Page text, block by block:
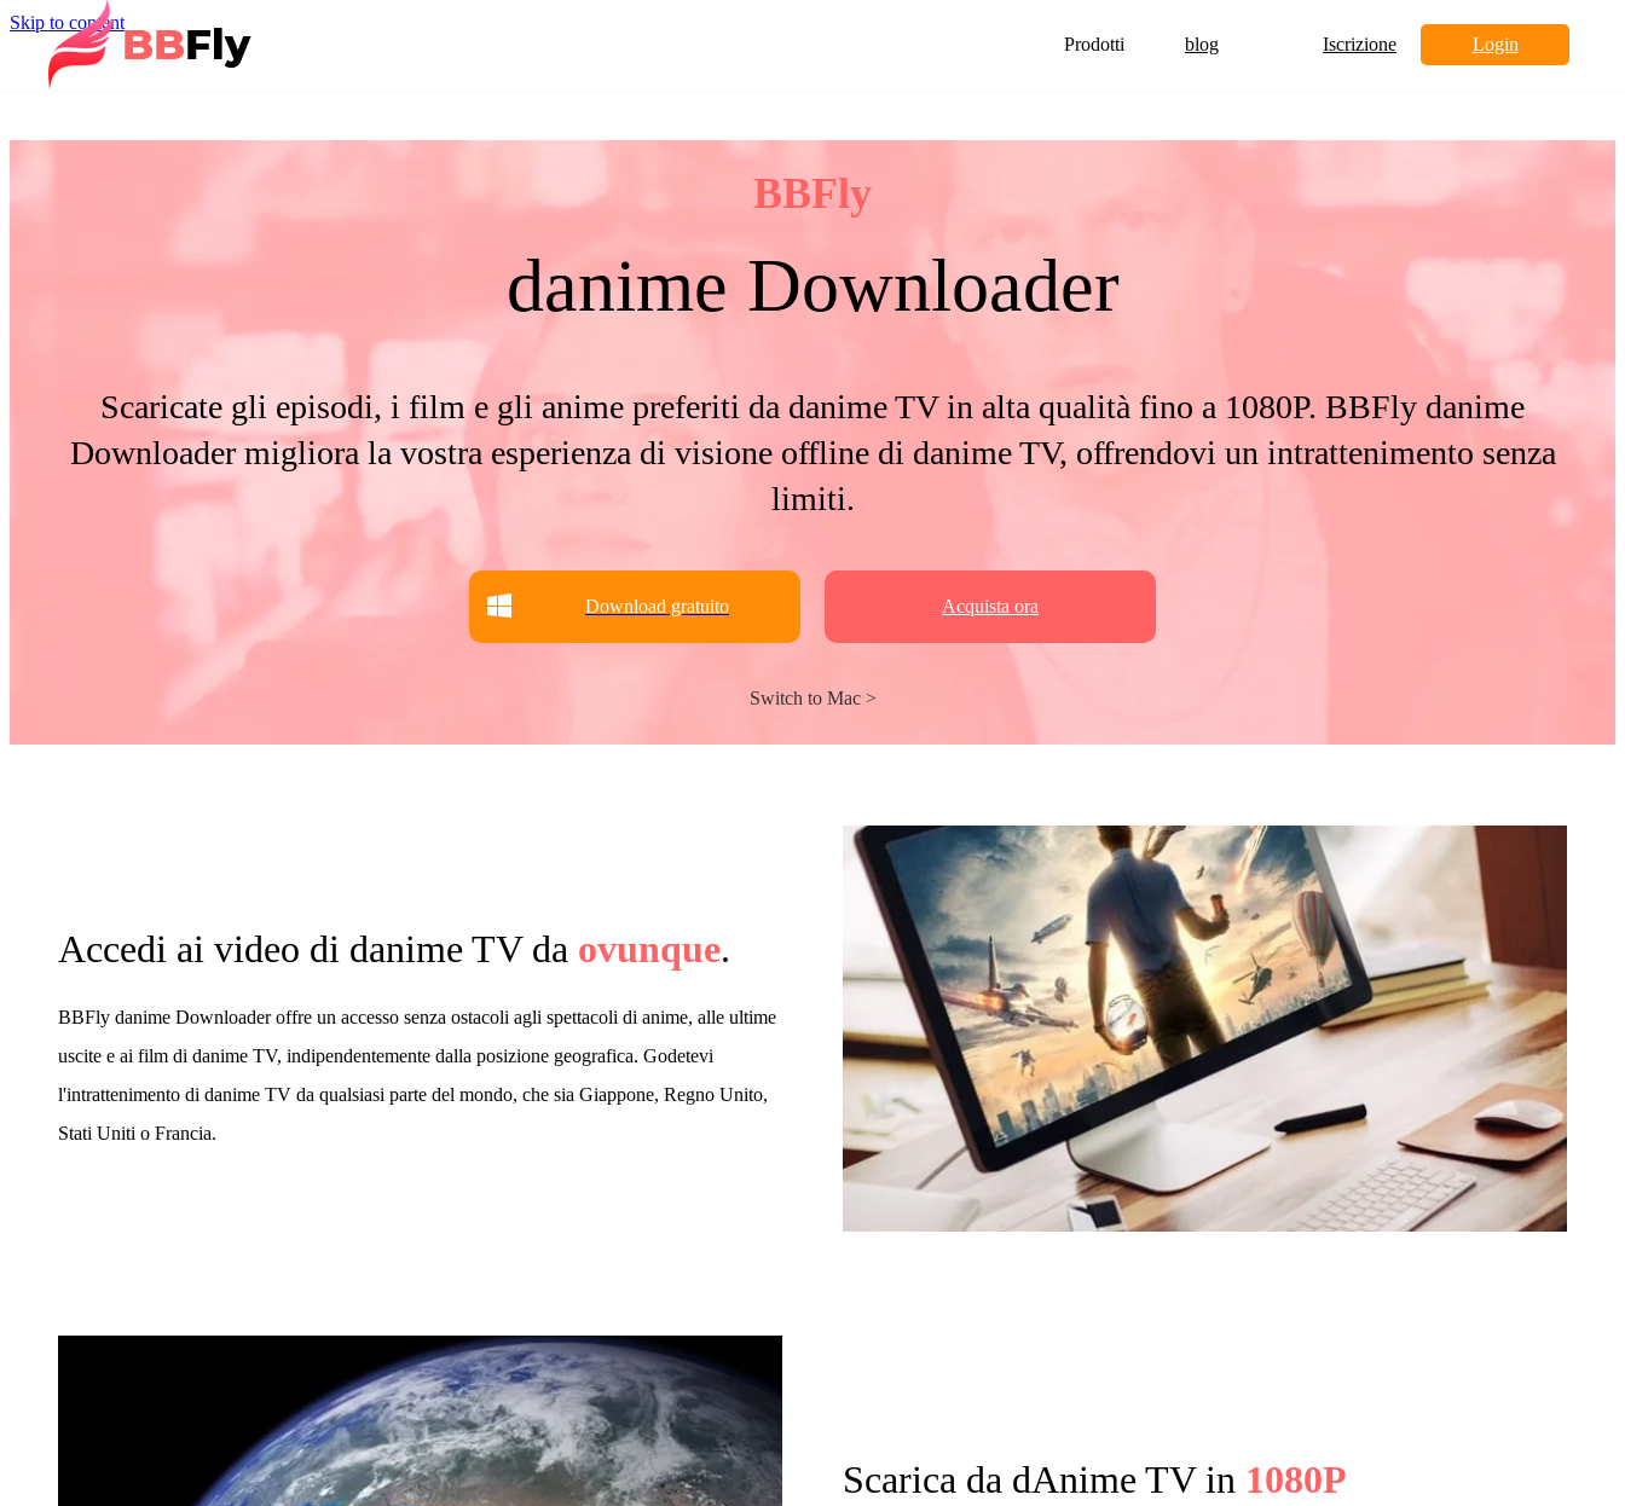
Skip to content
Prodotti
blog Iscrizione Login
BBFly
danime Downloader
Scaricate gli episodi, i film e gli anime preferiti da danime TV in alta qualità fino a 1080P. BBFly danime
Downloader migliora la vostra esperienza di visione offline di danime TV, offrendovi un intrattenimento senza
limiti.
Download gratuito Acquista ora
Switch to Mac >
Accedi ai video di danime TV da ovunque.
BBFly danime Downloader offre un accesso senza ostacoli agli spettacoli di anime, alle ultime
uscite e ai film di danime TV, indipendentemente dalla posizione geografica. Godetevi
l'intrattenimento di danime TV da qualsiasi parte del mondo, che sia Giappone, Regno Unito,
Stati Uniti o Francia.
Scarica da dAnime TV in 1080P